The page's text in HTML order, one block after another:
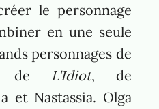
le personnage
en une seule
personnages de
de L'Idiot, de
et Nastassia. Olga